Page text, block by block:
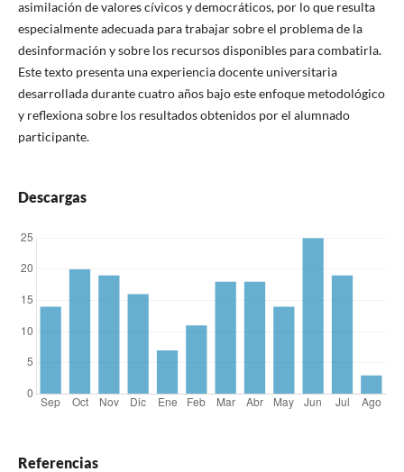
asimilación de valores cívicos y democráticos, por lo que resulta
especialmente adecuada para trabajar sobre el problema de la
desinformación y sobre los recursos disponibles para combatirla.
Este texto presenta una experiencia docente universitaria
desarrollada durante cuatro años bajo este enfoque metodológico
y reflexiona sobre los resultados obtenidos por el alumnado
participante.
Descargas
Referencias